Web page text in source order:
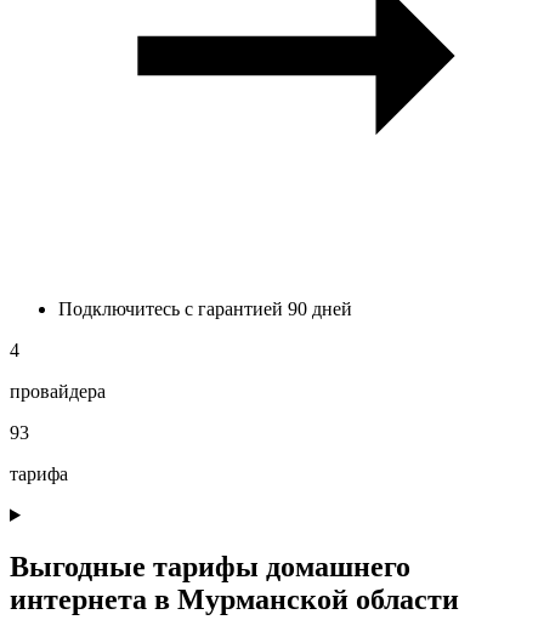
Подключитесь с гарантией 90 дней
4
провайдера
93
тарифа
Выгодные тарифы домашнего
интернета в Мурманской области